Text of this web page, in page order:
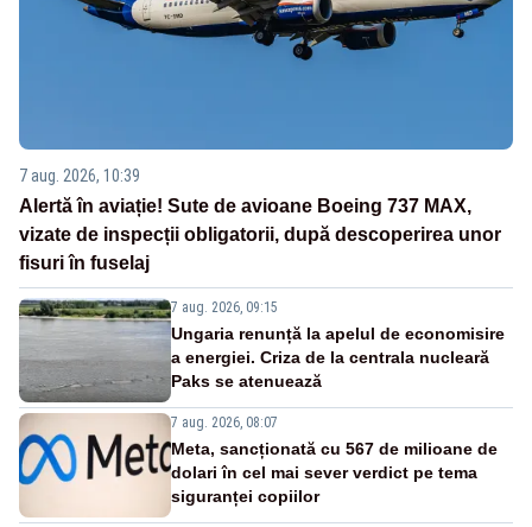
7 aug. 2026, 10:39
Alertă în aviație! Sute de avioane Boeing 737 MAX,
vizate de inspecții obligatorii, după descoperirea unor
fisuri în fuselaj
7 aug. 2026, 09:15
Ungaria renunță la apelul de economisire
a energiei. Criza de la centrala nucleară
Paks se atenuează
7 aug. 2026, 08:07
Meta, sancționată cu 567 de milioane de
dolari în cel mai sever verdict pe tema
siguranței copiilor